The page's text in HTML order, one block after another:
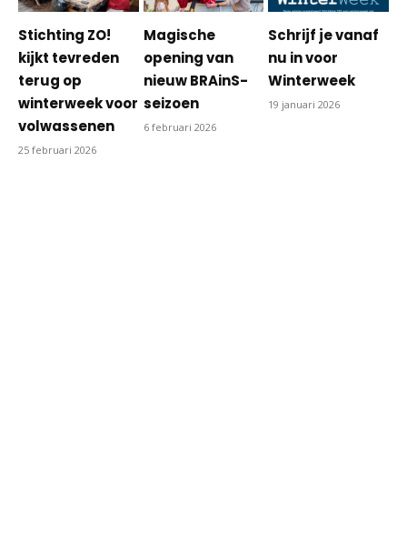
Stichting ZO!
kijkt tevreden
terug op
winterweek voor
volwassenen
25 februari 2026
Magische
opening van
nieuw BRAinS-
seizoen
6 februari 2026
Schrijf je vanaf
nu in voor
Winterweek
19 januari 2026